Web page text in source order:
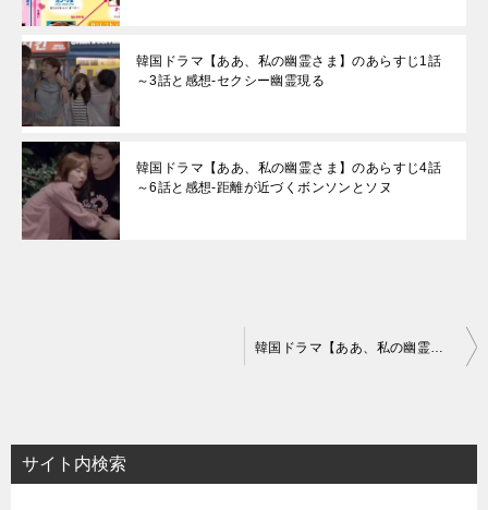
韓国ドラマ【ああ、私の幽霊さま】のあらすじ1話
～3話と感想-セクシー幽霊現る
韓国ドラマ【ああ、私の幽霊さま】のあらすじ4話
～6話と感想-距離が近づくボンソンとソヌ
ビ
ゲ
韓国ドラマ【ああ、私の幽霊さま】の相関図とキャスト情報
サイト内検索